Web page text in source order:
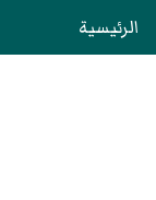
الرئيسية